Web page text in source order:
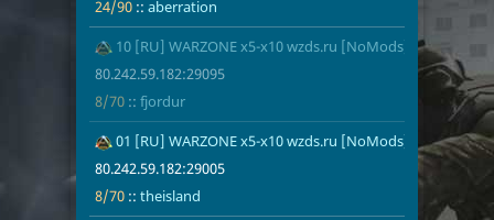
24/90 :: aberration
14 10 [RU] WARZONE x5-x10 wzds.ru [NoMods] PVE -
80.242.59.182:29095
8/70 :: fjordur
8/70
fjordur
15 01 [RU] WARZONE x5-x10 wzds.ru [NoMods] PVE -
80.242.59.182:29005
8/70 :: theisland
8/70
theisland